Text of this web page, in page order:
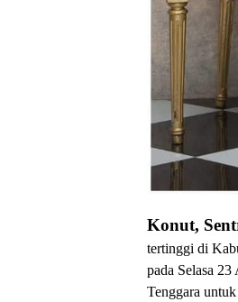
Konut,
tertinggi di
pada Selasa
Tenggara